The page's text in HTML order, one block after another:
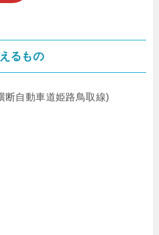
るもの
断自動車道姫路鳥取線)